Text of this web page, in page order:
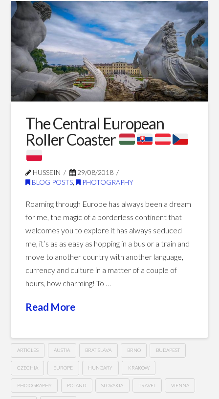
متكلم
–
حسين
مهران12.13.2018
The Central European
Roller Coaster
HUSSEIN
29/08/2018
BLOG POSTS, PHOTOGRAPHY
Roaming through Europe has always been a dream
for me, the magic of a borderless continent that
welcomes you to explore it has always seduced
me, it’s as as easy as hopping in a bus or a train and
move to another country with another language,
currency and culture in a matter of a couple of
hours, how charming! To …
Read More
ARTICLES AUSTIA BRATISLAVA BRNO BUDAPEST
CZECHIA EUROPE HUNGARY KRAKOW
PHOTOGRAPHY POLAND SLOVAKIA TRAVEL VIENNA